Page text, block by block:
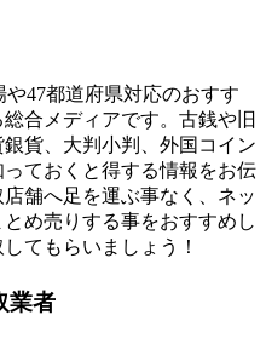
47都道府県対応のおすす
合メディアです。古銭や旧
貨、大判小判、外国コイン
ておくと得する情報をお伝
舗へ足を運ぶ事なく、ネッ
め売りする事をおすすめし
てもらいましょう！
業者